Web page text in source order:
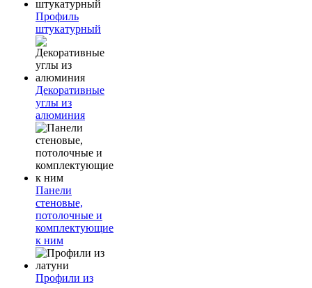
Профиль
штукатурный
Декоративные
углы из
алюминия
Панели
стеновые,
потолочные и
комплектующие
к ним
Профили из